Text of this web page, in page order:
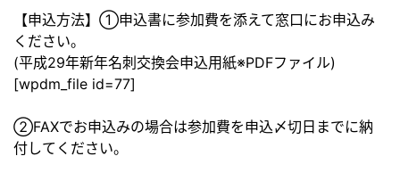
【申込方法】①申込書に参加費を添えて窓口にお申込み
ください。
(平成29年新年名刺交換会申込用紙※PDFファイル)
[wpdm_file id=77]
②FAXでお申込みの場合は参加費を申込〆切日までに納
付してください。